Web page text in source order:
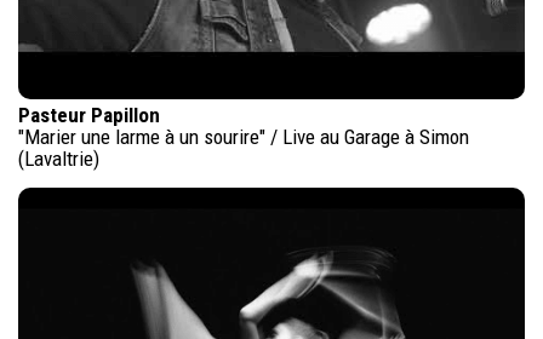
Pasteur Papillon
"Marier une larme à un sourire" / Live au Garage à Simon
(Lavaltrie)